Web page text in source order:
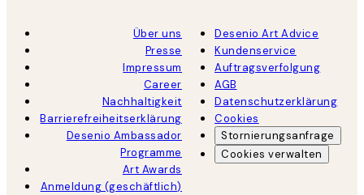
Über uns
Presse
Impressum
Career
Nachhaltigkeit
Barrierefreiheitserklärung
Desenio Ambassador
Programme
Art Awards
Anmeldung (geschäftlich)
Desenio Art Advice
Kundenservice
Auftragsverfolgung
AGB
Datenschutzerklärung
Cookies
Stornierungsanfrage
Cookies verwalten